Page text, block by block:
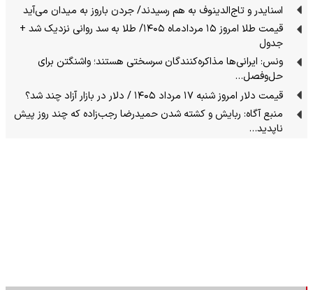
اسنایدر و تاج‌الدینوف به هم رسیدند/ جردن باروز به میدان می‌آید
قیمت طلا امروز ۱۵ مردادماه ۱۴۰۵/ طلا به سد روانی نزدیک شد +
جدول
ونس: ایرانی‌ها مذاکره‌کنندگان سرسختی هستند؛ واشنگتن برای
حل‌وفصل…
قیمت دلار امروز شنبه ۱۷ مرداد ۱۴۰۵ / دلار در بازار آزاد چند شد؟
منبع آگاه: ربایش و کشته شدن حمیدرضا رجب‌زاده که چند روز پیش
ناپدید…